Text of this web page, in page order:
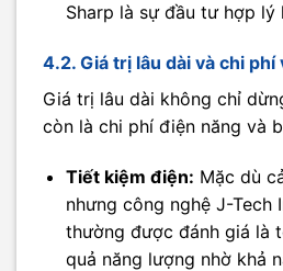
Sharp là sự đầu tư hợp lý
4.2. Giá trị lâu dài và chi phí
Giá trị lâu dài không chỉ
còn là chi phí điện năng và
Tiết kiệm điện: Mặc dù
nhưng công nghệ J-Tech
thường được đánh giá là
quả năng lượng nhờ khả